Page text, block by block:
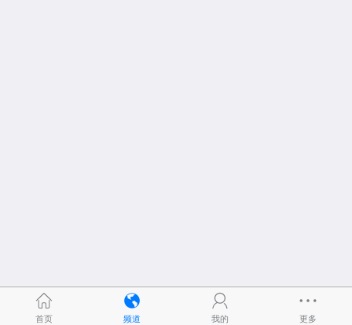
首页 频道 我的 更多